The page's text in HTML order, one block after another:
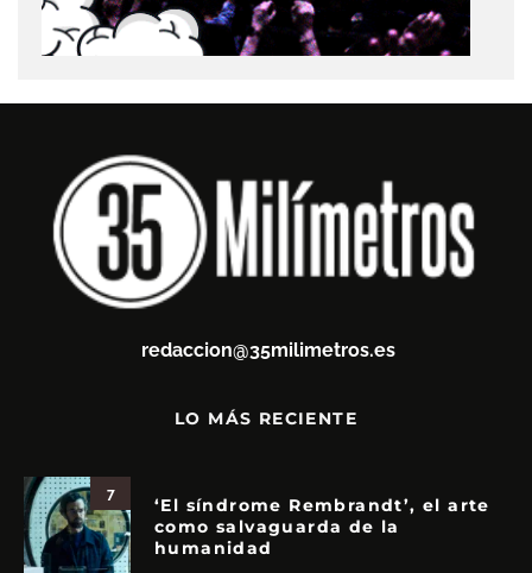
redaccion@35milimetros.es
LO MÁS RECIENTE
7
‘El síndrome Rembrandt’, el arte
como salvaguarda de la
humanidad